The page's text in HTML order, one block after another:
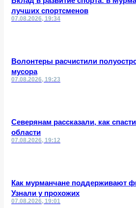
лучших спортсменов
07.08.2026, 19:34
Волонтеры расчистили
мусора
07.08.2026, 19:23
Северянам рассказали, как
области
07.08.2026, 19:12
Как мурманчане поддерживают
Узнали у прохожих
07.08.2026, 19:01